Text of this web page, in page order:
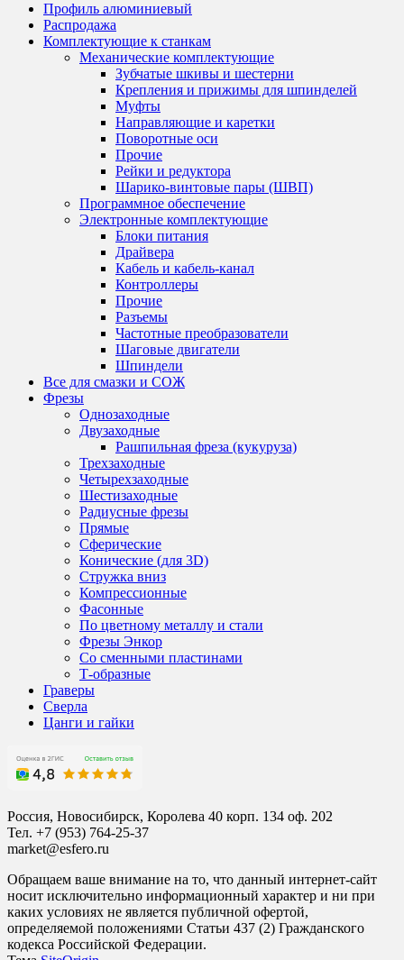
Профиль алюминиевый
Распродажа
Комплектующие к станкам
Механические комплектующие
Зубчатые шкивы и шестерни
Крепления и прижимы для шпинделей
Муфты
Направляющие и каретки
Поворотные оси
Прочие
Рейки и редуктора
Шарико-винтовые пары (ШВП)
Программное обеспечение
Электронные комплектующие
Блоки питания
Драйвера
Кабель и кабель-канал
Контроллеры
Прочие
Разъемы
Частотные преобразователи
Шаговые двигатели
Шпиндели
Все для смазки и СОЖ
Фрезы
Однозаходные
Двузаходные
Рашпильная фреза (кукуруза)
Трехзаходные
Четырехзаходные
Шестизаходные
Радиусные фрезы
Прямые
Сферические
Конические (для 3D)
Стружка вниз
Компрессионные
Фасонные
По цветному металлу и стали
Фрезы Энкор
Со сменными пластинами
Т-образные
Граверы
Сверла
Цанги и гайки
Россия, Новосибирск, Королева 40 корп. 134 оф. 202
Тел. +7 (953) 764-25-37
market@esfero.ru
Обращаем ваше внимание на то, что данный интернет-сайт
носит исключительно информационный характер и ни при
каких условиях не является публичной офертой,
определяемой положениями Статьи 437 (2) Гражданского
кодекса Российской Федерации.